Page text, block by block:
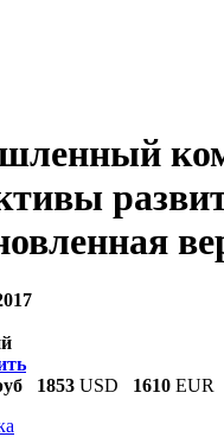
1853 USD 1610 EUR